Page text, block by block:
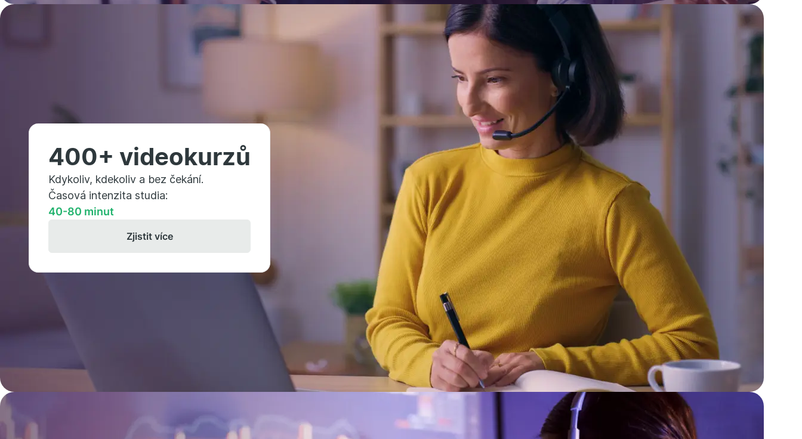
400+ videokurzů
Kdykoliv, kdekoliv a bez čekání.
Časová intenzita studia:
40-80 minut
Zjistit více